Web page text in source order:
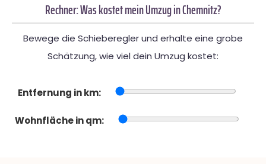
Rechner: Was kostet mein Umzug in Chemnitz?
Bewege die Schieberegler und erhalte eine grobe
Schätzung, wie viel dein Umzug kostet:
Entfernung in km:
Wohnfläche in qm: